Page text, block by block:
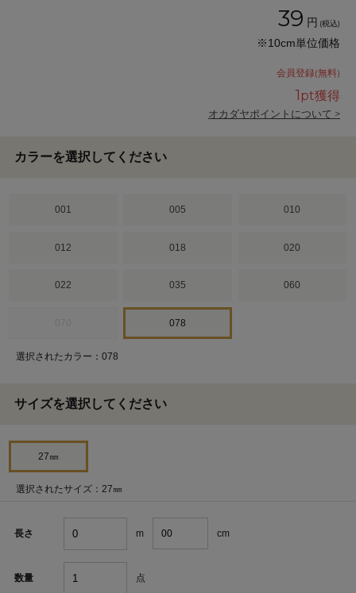
39 円 (税込)
※10cm単位価格
会員登録(無料)
1pt獲得
オカダヤポイントについて >
カラーを選択してください
001 005 010
012 018 020
022 035 060
078
選択されたカラー：078
サイズを選択してください
27㎜
選択されたサイズ：27㎜
長さ m cm
数量 点